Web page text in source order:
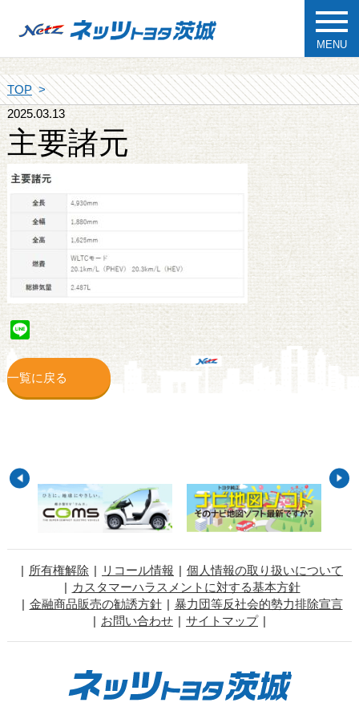
MENU
TOP
2025.03.13
主要諸元
Line
一覧に戻る
所有権解除 リコール情報
個人情報の取り扱いについて
カスタマーハラスメントに対する基本方針
金融商品販売の勧誘方針
暴力団等反社会的勢力排除宣言
お問い合わせ
サイトマップ